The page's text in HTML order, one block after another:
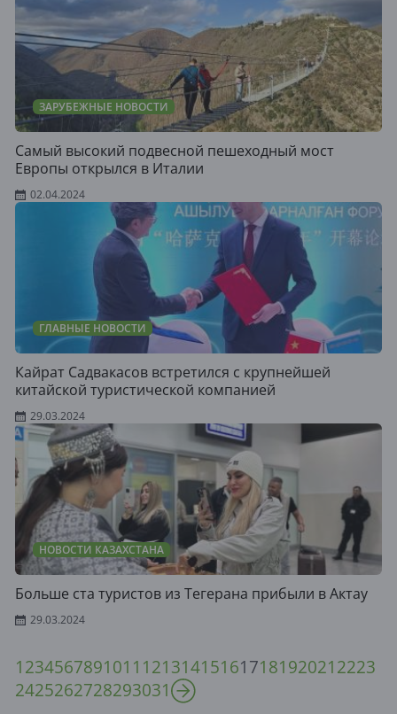
ЗАРУБЕЖНЫЕ НОВОСТИ
Самый высокий подвесной пешеходный мост
Европы открылся в Италии
02.04.2024
ГЛАВНЫЕ НОВОСТИ
Кайрат Садвакасов встретился с крупнейшей
китайской туристической компанией
29.03.2024
НОВОСТИ КАЗАХСТАНА
Больше ста туристов из Тегерана прибыли в Актау
29.03.2024
1234567891011 121314151617181920212223
2425262728293031